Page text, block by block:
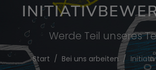
Werde Teil unseres
Start Bei uns arbeiten